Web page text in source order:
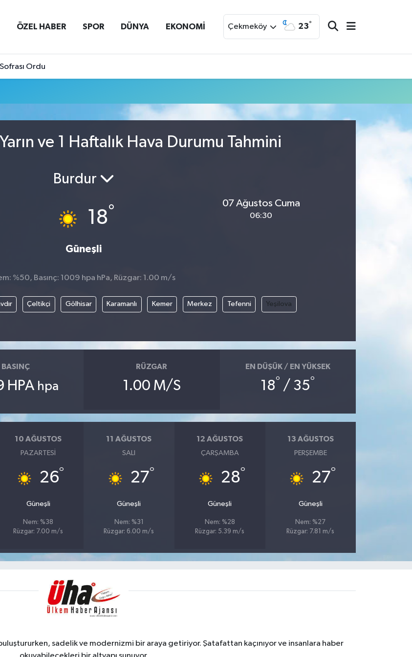
ÖZEL HABER SPOR DÜNYA EKONOMİ Çekmeköy 23°
Ordu
ve 1 Haftalık Hava Durumu Tahmini
Burdur
18°
Güneşli
07 Ağustos Cuma
06:30
%50, Basınç: 1009 hpa hPa, Rüzgar: 1.00 m/s
Çeltikçi Gölhisar Karamanlı Kemer Merkez Tefenni Yeşilova
BASINÇ
HPA hpa
RÜZGAR
1.00 M/S
EN DÜŞÜK / EN YÜKSEK
18° / 35°
10 AĞUSTOS
PAZARTESI
26°
Güneşli
Nem: %38
Rüzgar: 7.00 m/s
11 AĞUSTOS
SALI
27°
Güneşli
Nem: %31
Rüzgar: 6.00 m/s
12 AĞUSTOS
ÇARŞAMBA
28°
Güneşli
Nem: %28
Rüzgar: 5.39 m/s
13 AĞUSTOS
PERŞEMBE
27°
Güneşli
Nem: %27
Rüzgar: 7.81 m/s
sadelik ve modernizmi bir araya getiriyor. Şatafattan kaçınıyor ve insanlara haber